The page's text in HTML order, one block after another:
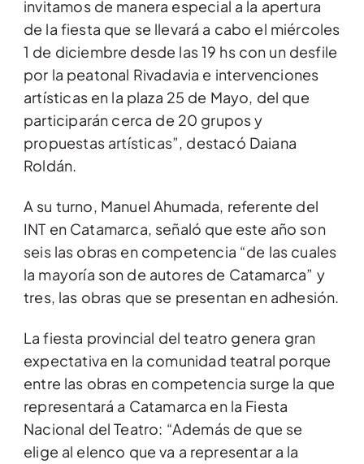
invitamos de manera especial a la apertura
de la fiesta que se llevará a cabo el miércoles
1 de diciembre desde las 19 hs con un desfile
por la peatonal Rivadavia e intervenciones
artísticas en la plaza 25 de Mayo, del que
participarán cerca de 20 grupos y
propuestas artísticas”, destacó Daiana
Roldán.
A su turno, Manuel Ahumada, referente del
INT en Catamarca, señaló que este año son
seis las obras en competencia “de las cuales
la mayoría son de autores de Catamarca” y
tres, las obras que se presentan en adhesión.
La fiesta provincial del teatro genera gran
expectativa en la comunidad teatral porque
entre las obras en competencia surge la que
representará a Catamarca en la Fiesta
Nacional del Teatro: “Además de que se
elige al elenco que va a representar a la